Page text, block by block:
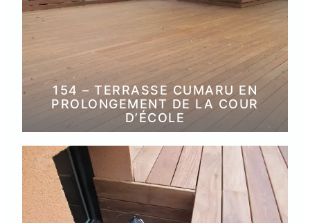
154 – TERRASSE CUMARU EN
PROLONGEMENT DE LA COUR
D’ÉCOLE